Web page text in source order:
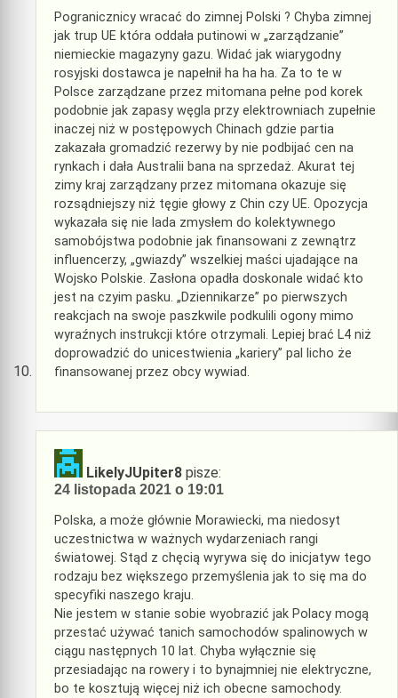
Pogranicznicy wracać do zimnej Polski ? Chyba zimnej
jak trup UE która oddała putinowi w „zarządzanie”
niemieckie magazyny gazu. Widać jak wiarygodny
rosyjski dostawca je napełnił ha ha ha. Za to te w
Polsce zarządzane przez mitomana pełne pod korek
podobnie jak zapasy węgla przy elektrowniach zupełnie
inaczej niż w postępowych Chinach gdzie partia
zakazała gromadzić rezerwy by nie podbijać cen na
rynkach i dała Australii bana na sprzedaż. Akurat tej
zimy kraj zarządzany przez mitomana okazuje się
rozsądniejszy niż tęgie głowy z Chin czy UE. Opozycja
wykazała się nie lada zmysłem do kolektywnego
samobójstwa podobnie jak finansowani z zewnątrz
influencerzy, „gwiazdy” wszelkiej maści ujadające na
Wojsko Polskie. Zasłona opadła doskonale widać kto
jest na czyim pasku. „Dziennikarze” po pierwszych
reakcjach na swoje paszkwile podkulili ogony mimo
wyraźnych instrukcji które otrzymali. Lepiej brać L4 niż
doprowadzić do unicestwienia „kariery” pal licho że
finansowanej przez obcy wywiad.
LikelyJUpiter8 pisze:
24 listopada 2021 o 19:01
Polska, a może głównie Morawiecki, ma niedosyt
uczestnictwa w ważnych wydarzeniach rangi
światowej. Stąd z chęcią wyrywa się do inicjatyw tego
rodzaju bez większego przemyślenia jak to się ma do
specyfiki naszego kraju.
Nie jestem w stanie sobie wyobrazić jak Polacy mogą
przestać używać tanich samochodów spalinowych w
ciągu następnych 10 lat. Chyba wyłącznie się
przesiadając na rowery i to bynajmniej nie elektryczne,
bo te kosztują więcej niż ich obecne samochody.